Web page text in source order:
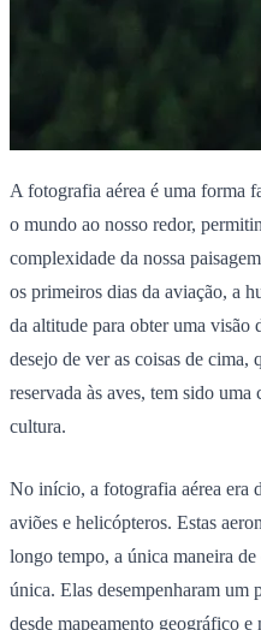
A fotografia aérea é uma forma
o mundo ao nosso redor,
complexidade da nossa
os primeiros dias da aviação, a
da altitude para obter uma
desejo de ver as coisas de cima,
reservada às aves, tem sido uma
cultura.
No início, a fotografia aérea era
aviões e helicópteros. Estas
longo tempo, a única maneira
única. Elas desempenharam um
desde mapeamento geográfico